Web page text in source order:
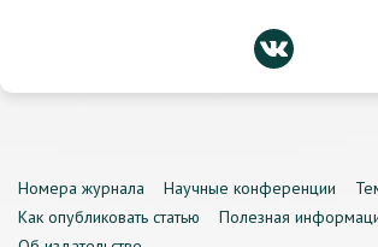
Номера журнала Научные конференции
Как опубликовать статью
Полезная